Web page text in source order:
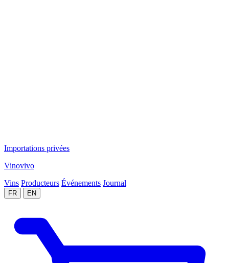
Importations privées
Vinovivo
Vins Producteurs Événements Journal
FR EN